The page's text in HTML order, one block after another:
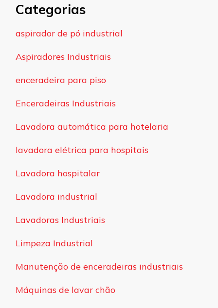
Categorias
aspirador de pó industrial
Aspiradores Industriais
enceradeira para piso
Enceradeiras Industriais
Lavadora automática para hotelaria
lavadora elétrica para hospitais
Lavadora hospitalar
Lavadora industrial
Lavadoras Industriais
Limpeza Industrial
Manutenção de enceradeiras industriais
Máquinas de lavar chão